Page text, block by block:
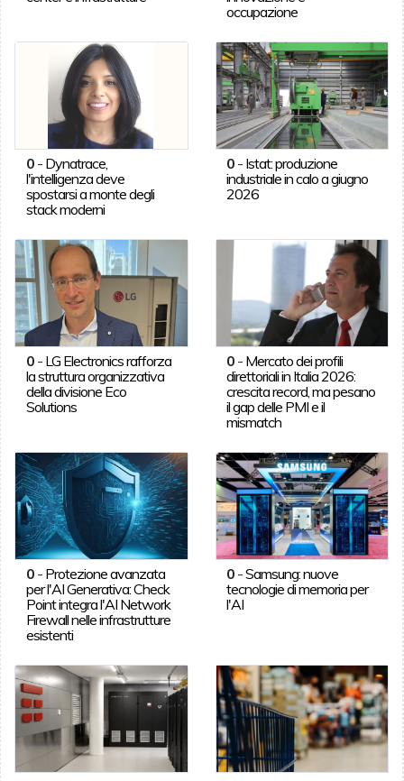
occupazione
0- Dynatrace,
l'intelligenza deve
spostarsi a monte degli
stack moderni
0 - Istat: produzione
industriale in calo a giugno
2026
0- LG Electronics rafforza
la struttura organizzativa
della divisione Eco
Solutions
0 - Mercato dei profili
direttoriali in Italia 2026:
crescita record, ma pesano
il gap delle PMI e il
mismatch
0- Protezione avanzata
per l'AI Generativa: Check
Point integra l'AI Network
Firewall nelle infrastrutture
esistenti
0 -Samsung: nuove
tecnologie di memoria per
l'AI